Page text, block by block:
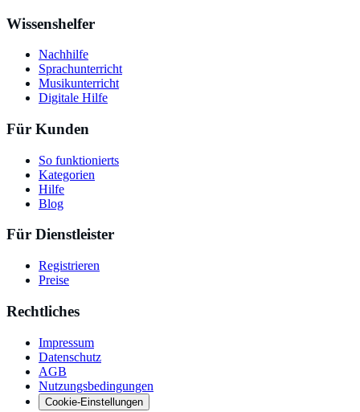
Wissenshelfer
Nachhilfe
Sprachunterricht
Musikunterricht
Digitale Hilfe
Für Kunden
So funktionierts
Kategorien
Hilfe
Blog
Für Dienstleister
Registrieren
Preise
Rechtliches
Impressum
Datenschutz
AGB
Nutzungsbedingungen
Cookie-Einstellungen